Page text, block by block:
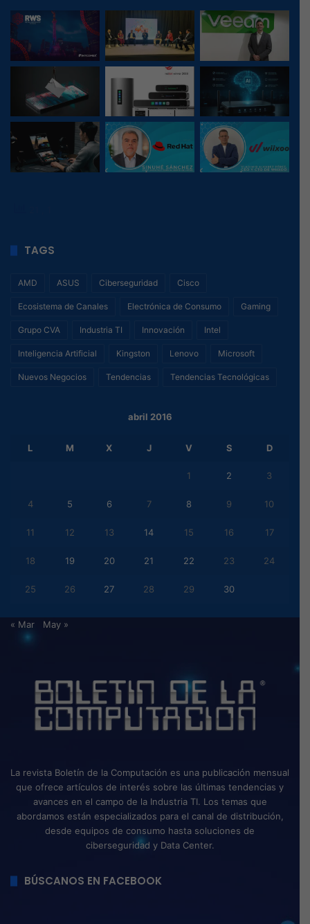
TAGS
AMD ASUS Ciberseguridad Cisco
Ecosistema de Canales Electrónica de Consumo Gaming
Grupo CVA Industria TI Innovación Intel
Inteligencia Artificial Kingston Lenovo Microsoft
Nuevos Negocios Tendencias Tendencias Tecnológicas
abril 2016
L M X J V S D
1 2 3
4 5 6 7 8 9 10
11 12 13 14 15 16 17
18 19 20 21 22 23 24
25 26 27 28 29 30
« Mar May »
La revista Boletín de la Computación es una publicación mensual
que ofrece artículos de interés sobre las últimas tendencias y
avances en el campo de la Industria TI. Los temas que
abordamos están especializados para el canal de distribución,
desde equipos de consumo hasta soluciones de
ciberseguridad y Data Center.
BÚSCANOS EN FACEBOOK